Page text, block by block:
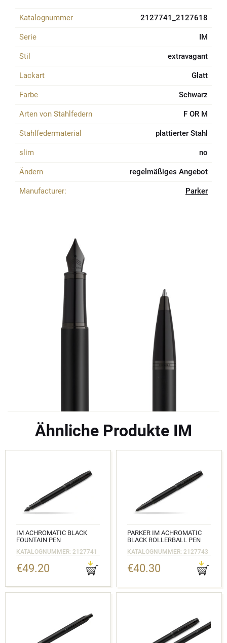
Katalognummer 2127741_2127618
Serie IM
Stil extravagant
Lackart Glatt
Farbe Schwarz
Arten von Stahlfedern F OR M
Stahlfedermaterial plattierter Stahl
slim no
Ändern regelmäßiges Angebot
Manufacturer: Parker
Ähnliche Produkte IM
IM ACHROMATIC BLACK
FOUNTAIN PEN
KATALOGNUMMER: 2127741
€49.20
PARKER IM ACHROMATIC
BLACK ROLLERBALL PEN
KATALOGNUMMER: 2127743
€40.30